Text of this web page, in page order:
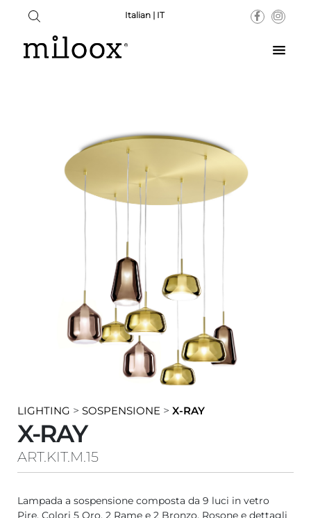
Italian | IT
LIGHTING >SOSPENSIONE >X-RAY
X-RAY
ART.KIT.M.15
Lampada a sospensione composta da 9 luci in vetro
Pire. Colori 5 Oro, 2 Rame e 2 Bronzo. Rosone e dettagli